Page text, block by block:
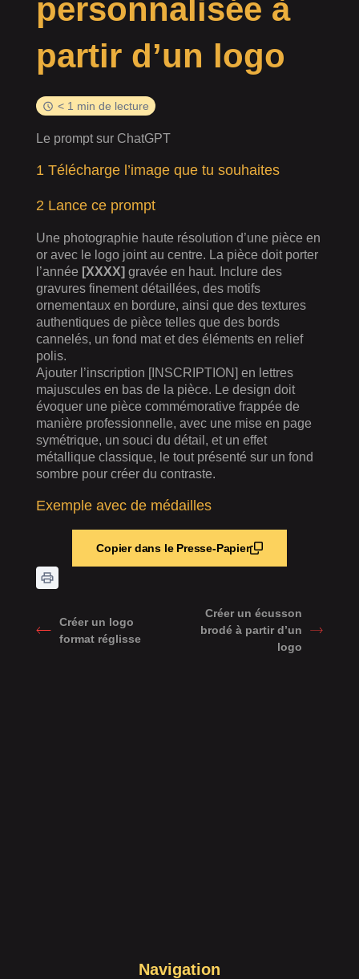
personnalisée à
partir d’un logo
< 1 min de lecture
Le prompt sur ChatGPT
1 Télécharge l’image que tu souhaites
2 Lance ce prompt
Une photographie haute résolution d’une pièce en
or avec le logo joint au centre. La pièce doit porter
l’année [XXXX] gravée en haut. Inclure des
gravures finement détaillées, des motifs
ornementaux en bordure, ainsi que des textures
authentiques de pièce telles que des bords
cannelés, un fond mat et des éléments en relief
polis.
Ajouter l’inscription [INSCRIPTION] en lettres
majuscules en bas de la pièce. Le design doit
évoquer une pièce commémorative frappée de
manière professionnelle, avec une mise en page
symétrique, un souci du détail, et un effet
métallique classique, le tout présenté sur un fond
sombre pour créer du contraste.
Exemple avec de médailles
Copier dans le Presse-Papier
Créer un logo
format réglisse
Créer un écusson
brodé à partir d’un
logo
Navigation